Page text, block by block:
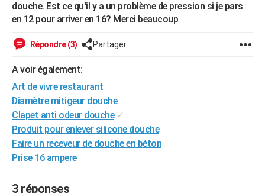
Forum
Aménagement intérieur
Extérieur
Cuisine
Salle de bains
Jardinage
Rangement
WEEK-END
Alimentation
Guide de la santé
Maladies
Médicaments
Sommeil
VOYAGE
Destinations
City break
Voyage nature
Voyage de noces
Forum
Climat
+PHOTO
GUIDES D'ACHAT
BONS PLANS
douche. Est ce qu'il y a un problème de pression si je pars
en 12 pour arriver en 16? Merci beaucoup
Répondre (3) Partager
A voir également:
Art de vivre restaurant
Diamètre mitigeur douche
Clapet anti odeur douche ✓
Produit pour enlever silicone douche
Faire un receveur de douche en béton
Prise 16 ampere
3 réponses